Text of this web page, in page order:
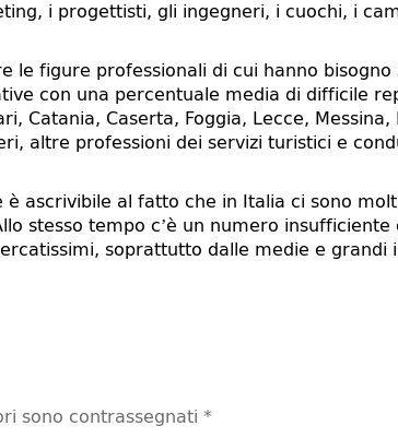
i progettisti, gli ingegneri, i cuochi, i
le figure professionali di cui hanno
con una percentuale media di difficile
Catania, Caserta, Foggia, Lecce, Messina,
altre professioni dei servizi turistici e
ascrivibile al fatto che in Italia ci sono
stesso tempo c’è un numero
soprattutto dalle medie e grandi
sono contrassegnati *